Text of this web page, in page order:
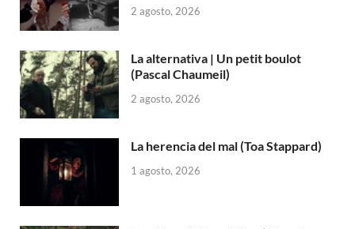
2 agosto, 2026
La alternativa | Un petit boulot
(Pascal Chaumeil)
2 agosto, 2026
La herencia del mal (Toa Stappard)
1 agosto, 2026